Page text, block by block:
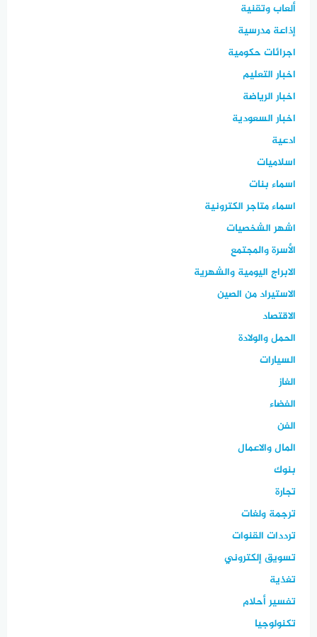
ألعاب وتقنية
إذاعة مدرسية
اجرائات حكومية
اخبار التعليم
اخبار الرياضة
اخبار السعودية
ادعية
اسلاميات
اسماء بنات
اسماء متاجر الكترونية
اشهر الشخصيات
الأسرة والمجتمع
الابراج اليومية والشهرية
الاستيراد من الصين
الاقتصاد
الحمل والولادة
السيارات
الغاز
الفضاء
الفن
المال والاعمال
بنوك
تجارة
ترجمة ولغات
ترددات القنوات
تسويق إلكتروني
تغذية
تفسير أحلام
تكنولوجيا